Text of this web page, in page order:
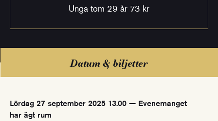
Unga tom 29 år 73 kr
Datum & biljetter
Lördag 27 september 2025 13.00 — Evenemanget
har ägt rum